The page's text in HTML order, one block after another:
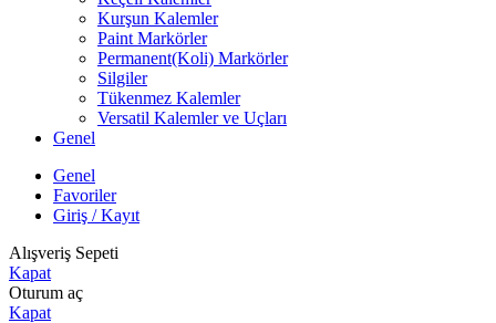
Kurşun Kalemler
Paint Markörler
Permanent(Koli) Markörler
Silgiler
Tükenmez Kalemler
Versatil Kalemler ve Uçları
Genel
Genel
Favoriler
Giriş / Kayıt
Alışveriş Sepeti
Kapat
Oturum aç
Kapat